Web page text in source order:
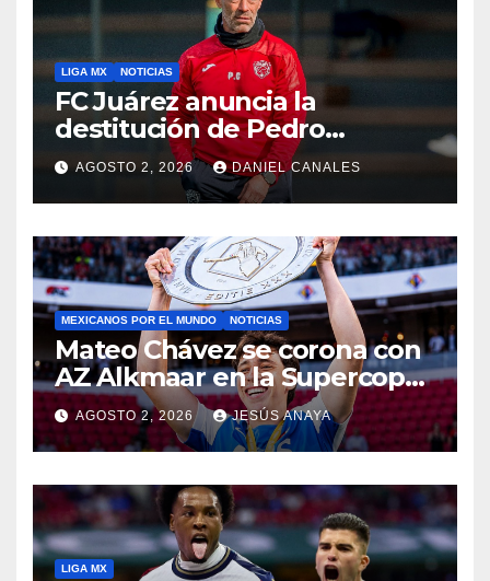
LIGA MX NOTICIAS
FC Juárez anuncia la
destitución de Pedro
Caixinha
AGOSTO 2, 2026 DANIEL CANALES
MEXICANOS POR EL MUNDO NOTICIAS
Mateo Chávez se corona con
AZ Alkmaar en la Supercopa
de Países Bajos
AGOSTO 2, 2026 JESÚS ANAYA
LIGA MX